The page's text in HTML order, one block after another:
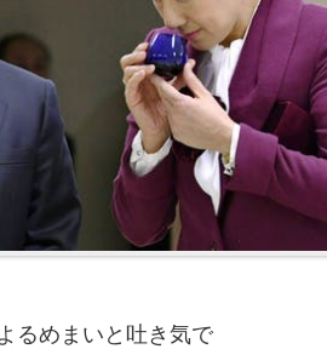
るめまいと吐き気で